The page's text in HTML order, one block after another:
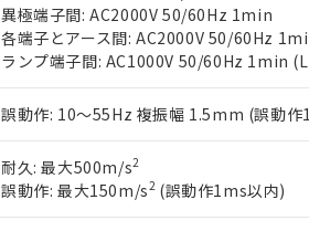
異極端子間: AC2000V 50/60Hz 1min
各端子とアース間: AC2000V 50/60Hz
ランプ端子間: AC1000V 50/60Hz 1min
誤動作: 10～55Hz 複振幅 1.5mm (誤動作
耐久: 最大500m/s2
誤動作: 最大150m/s2(誤動作1ms以内)
オムロン制御機器販売店や当社販
在庫状況および標準価格結果を
す。
マイパーツ機能（部品リスト作
ている必要があります。
が、当社の製品・サービスに関
さい。
※当社の共同利用者とは、"個人
部品在庫の切り替え状況などにより、
※3 非含有証明書ダウンロード
下記の非含有証明書をダウンロードす
※2 環境保護使用期限
「ｅ」：有害物質（10物質）のすべて
「10」：通常の使用状況下において有
味します。
「－」：未確認です。当社販売部門へ
また当社は、販売先および販売
たしません。
－
在庫なし(最新の在庫状況に
機器販売店・当社販売員に
空
白
受注生産機種、また在庫状